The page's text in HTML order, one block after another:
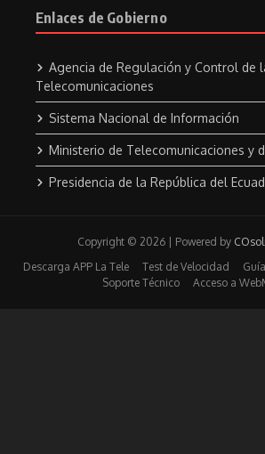
Enlaces de Gobierno
Agencia de Regulación y Control de
Telecomunicaciones
Sistema Nacional de Información
Ministerio de Telecomunicaciones y
Presidencia de la República del
Copyright © 2026 | Powered by
Descarga APP La Tele
Test de Velocidad
Soporte Técnico
Acceso a